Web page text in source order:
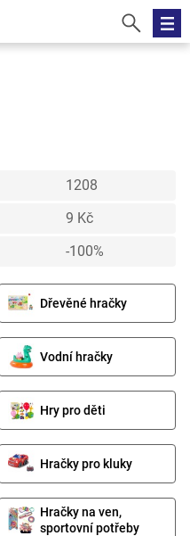
1208
9 Kč
-100%
Dřevěné hračky
Vodní hračky
Hry pro děti
Hračky pro kluky
Hračky na ven,
sportovní potřeby